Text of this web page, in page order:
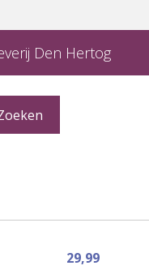
Den Hertog
29,99